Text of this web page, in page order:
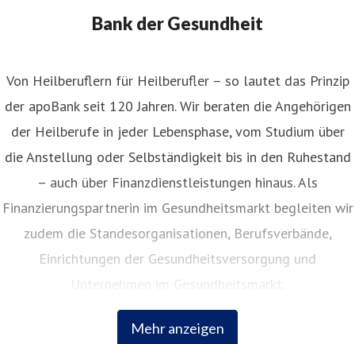
Bank der Gesundheit
Mehr anzeigen
Von Heilberuflern für Heilberufler – so lautet das Prinzip
der apoBank seit 120 Jahren. Wir beraten die Angehörigen
der Heilberufe in jeder Lebensphase, vom Studium über
die Anstellung oder Selbständigkeit bis in den Ruhestand
– auch über Finanzdienstleistungen hinaus. Als
Finanzierungspartnerin im Gesundheitsmarkt begleiten wir
zudem die Standesorganisationen, Berufsverbände,
Einrichtungen der Gesundheitsversorgung und
Unternehmen im Gesundheitsmarkt.